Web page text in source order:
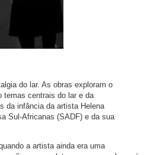
do lar. As obras exploram o
temas centrais do lar e da
da infância da artista Helena
Sul-Africanas (SADF) e da sua
a artista ainda era uma